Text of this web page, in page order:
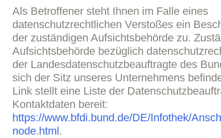
Als Betroffener steht Ihnen im Falle eines
datenschutzrechtlichen Verstoßes ein
der zuständigen Aufsichtsbehörde zu.
Aufsichtsbehörde bezüglich
der Landesdatenschutzbeauftragte des
sich der Sitz unseres Unternehmens
Link stellt eine Liste der
Kontaktdaten bereit:
https://www.bfdi.bund.de/DE/Infothek/
node.html .